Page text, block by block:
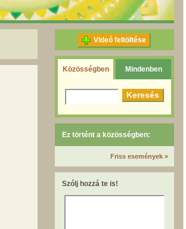
Videó feltöltése
Közösségben Mindenben
Ez történt a közösségben:
Friss események »
Szólj hozzá te is!